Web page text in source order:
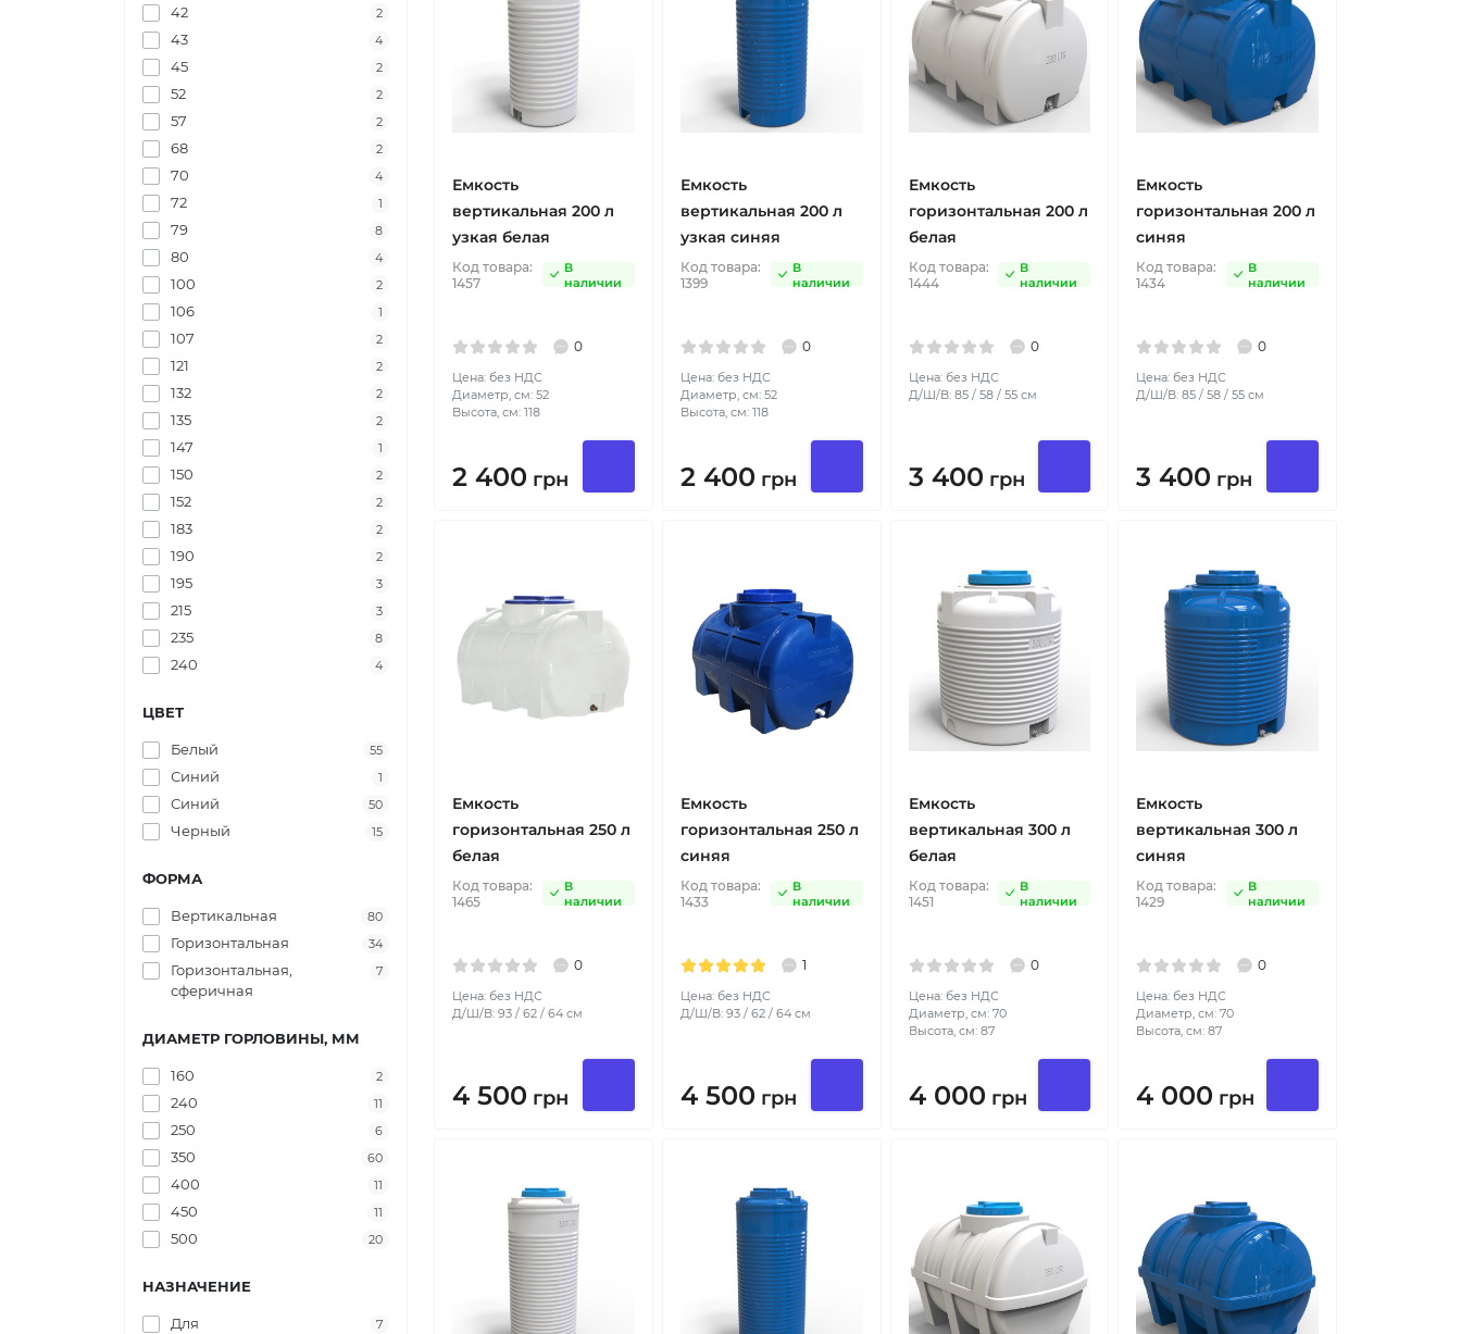
42 2
43 4
45 2
52 2
57 2
68 2
70 4
72 1
79 8
80 4
100 2
106 1
107 2
121 2
132 2
135 2
147 1
150 2
152 2
183 2
190 2
195 3
215 3
235 8
240 4
ЦВЕТ
Белый 55
Синий 1
Синий 50
Черный 15
ФОРМА
Вертикальная 80
Горизонтальная 34
Горизонтальная,
сферичная
7
ДИАМЕТР ГОРЛОВИНЫ, ММ
160 2
240 11
250 6
350 60
400 11
450 11
500 20
НАЗНАЧЕНИЕ
Для
7
Емкость
вертикальная 200 л
узкая белая
Код товара:
1457
В
наличии
0
Цена: без НДС
Диаметр, см: 52
Высота, см: 118
2 400 грн
Емкость
вертикальная 200 л
узкая синяя
Код товара:
1399
В
наличии
0
Цена: без НДС
Диаметр, см: 52
Высота, см: 118
2 400 грн
Емкость
горизонтальная 200 л
белая
Код товара:
1444
В
наличии
0
Цена: без НДС
Д/Ш/В: 85 / 58 / 55 см
3 400 грн
Емкость
горизонтальная 200 л
синяя
Код товара:
1434
В
наличии
0
Цена: без НДС
Д/Ш/В: 85 / 58 / 55 см
3 400 грн
Емкость
горизонтальная 250 л
белая
Код товара:
1465
В
наличии
0
Цена: без НДС
Д/Ш/В: 93 / 62 / 64 см
4 500 грн
Емкость
горизонтальная 250 л
синяя
Код товара:
1433
В
наличии
1
Цена: без НДС
Д/Ш/В: 93 / 62 / 64 см
4 500 грн
Емкость
вертикальная 300 л
белая
Код товара:
1451
В
наличии
0
Цена: без НДС
Диаметр, см: 70
Высота, см: 87
4 000 грн
Емкость
вертикальная 300 л
синяя
Код товара:
1429
В
наличии
0
Цена: без НДС
Диаметр, см: 70
Высота, см: 87
4 000 грн